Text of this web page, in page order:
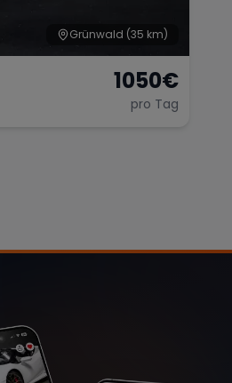
Grünwald (35 km)
1050€
pro Tag